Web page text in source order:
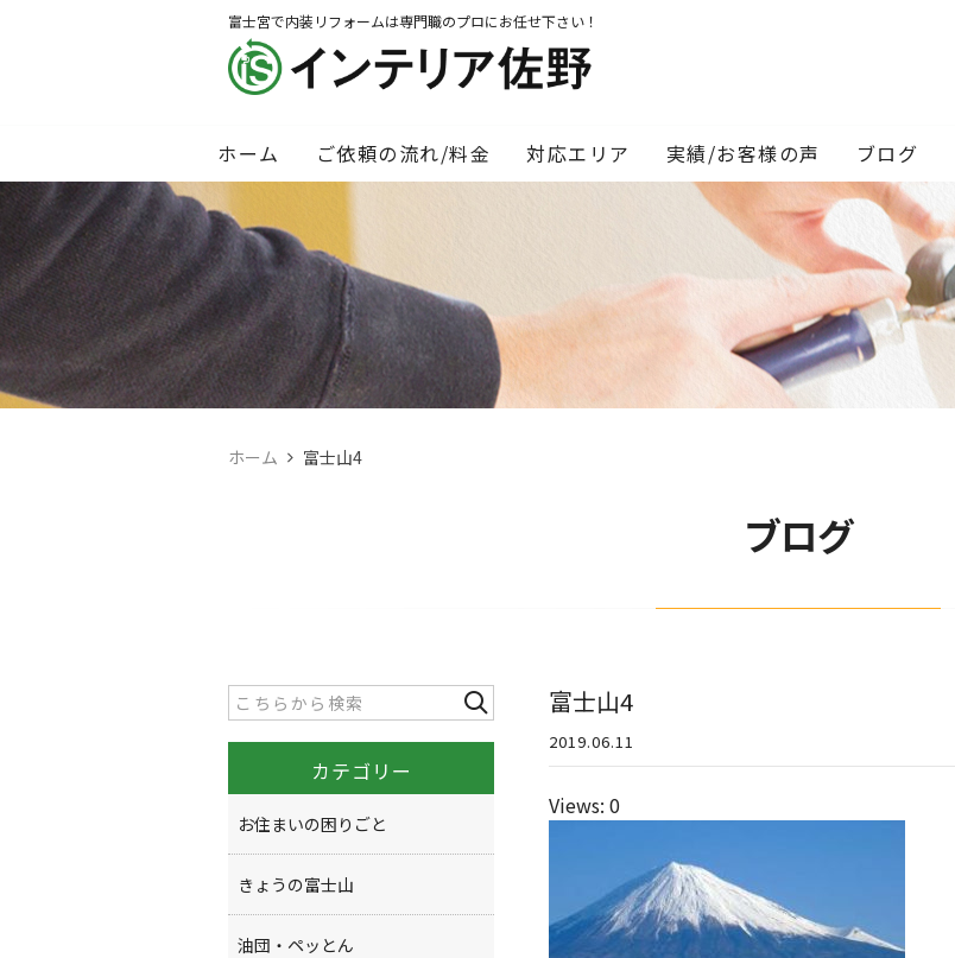
富士宮で内装リフォームは専門職のプロにお任せ下さい！
ホーム ご依頼の流れ/料金 対応エリア 実績/お客様の声 ブログ
ホーム 富士山4
ブログ
富士山4
2019.06.11
Views: 0
カテゴリー
お住まいの困りごと
きょうの富士山
油団・ペッとん